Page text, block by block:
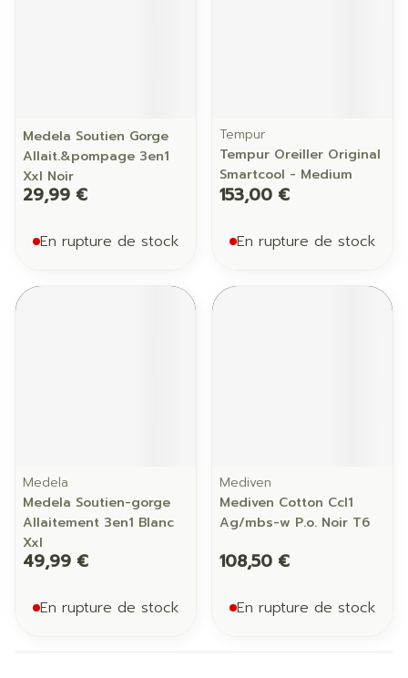
Medela Soutien Gorge
Allait.&pompage 3en1
Xxl Noir
29,99 €
En rupture de stock
Tempur
Tempur Oreiller Original
Smartcool - Medium
153,00 €
En rupture de stock
Medela
Medela Soutien-gorge
Allaitement 3en1 Blanc
Xxl
49,99 €
En rupture de stock
Mediven
Mediven Cotton Ccl1
Ag/mbs-w P.o. Noir T6
108,50 €
En rupture de stock